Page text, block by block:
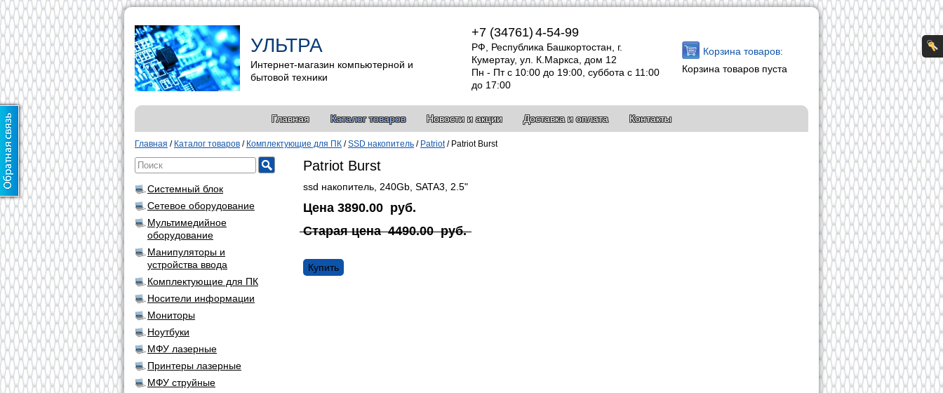
УЛЬТРА
Интернет-магазин компьютерной и
бытовой техники
+7 (34761) 4-54-99
РФ, Республика Башкортостан, г.
Кумертау, ул. К.Маркса, дом 12
Пн - Пт с 10:00 до 19:00, суббота с 11:00
до 17:00
Корзина товаров:
Корзина товаров пуста
Главная Каталог товаров Новости и акции Доставка и оплата Контакты
Главная / Каталог товаров / Комплектующие для ПК / SSD накопитель / Patriot / Patriot Burst
Системный блок
Сетевое оборудование
Мультимедийное
оборудование
Манипуляторы и
устройства ввода
Комплектующие для ПК
Носители информации
Мониторы
Ноутбуки
МФУ лазерные
Принтеры лазерные
МФУ струйные
Patriot Burst
ssd накопитель, 240Gb, SATA3, 2.5"
Цена 3890.00 руб.
Старая цена 4490.00 руб.
Купить